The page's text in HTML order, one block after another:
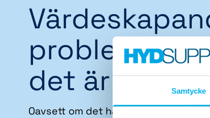
Samtycke
det är vi
Oavsett om det handlar om att